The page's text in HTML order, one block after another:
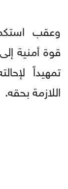
وعقب
قوة أمنية
تمهيداً
اللازمة بحقه.